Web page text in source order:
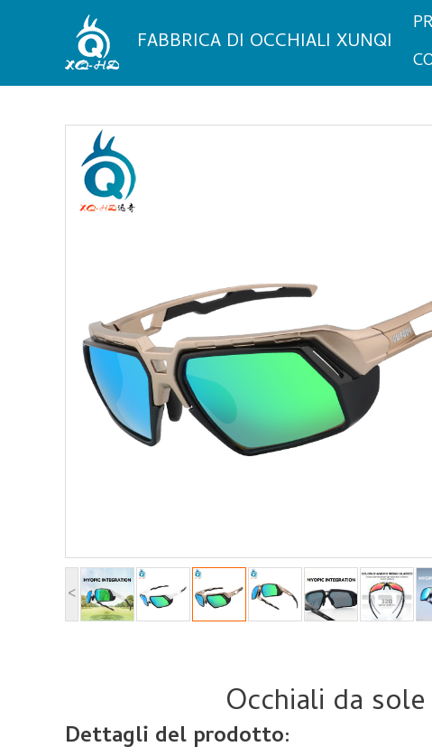
contenuto FABBRICA DI OCCHIALI XUNQI
<
Occhiali da
Dettagli del prodotto: